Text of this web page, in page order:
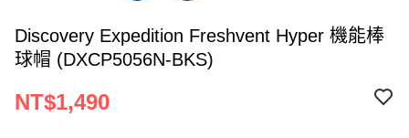
Discovery Expedition Freshvent Hyper 機能棒
球帽 (DXCP5056N-BKS)
NT$1,490